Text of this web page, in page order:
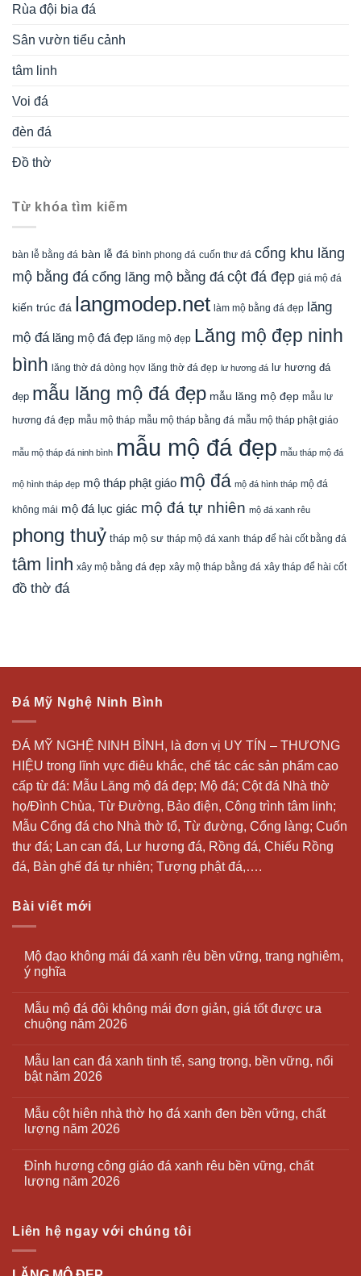
Rùa đội bia đá
Sân vườn tiểu cảnh
tâm linh
Voi đá
đèn đá
Đồ thờ
Từ khóa tìm kiếm
bàn lễ bằng đá bàn lễ đá bình phong đá cuốn thư đá cổng khu lăng
mộ bằng đá cổng lăng mộ bằng đá cột đá đẹp giá mộ đá
kiến trúc đá langmodep.net làm mộ bằng đá đẹp lăng
mộ đá lăng mộ đá đẹp lăng mộ đẹp Lăng mộ đẹp ninh
bình lăng thờ đá dòng họv lăng thờ đá đẹp lư hương đá lư hương đá
đẹp mẫu lăng mộ đá đẹp mẫu lăng mộ đẹp mẫu lư
hương đá đẹp mẫu mộ tháp mẫu mộ tháp bằng đá mẫu mộ tháp phật giáo
mẫu mộ tháp đá ninh bình mẫu mộ đá đẹp mẫu tháp mộ đá
mộ hình tháp đẹp mộ tháp phật giáo mộ đá mộ đá hình tháp mộ đá
không mái mộ đá lục giác mộ đá tự nhiên mộ đá xanh rêu
phong thuỷ tháp mộ sư tháp mộ đá xanh tháp để hài cốt bằng đá
tâm linh xây mộ bằng đá đẹp xây mộ tháp bằng đá xây tháp để hài cốt
đồ thờ đá
Đá Mỹ Nghệ Ninh Bình
ĐÁ MỸ NGHỆ NINH BÌNH, là đơn vị UY TÍN – THƯƠNG
HIỆU trong lĩnh vực điêu khắc, chế tác các sản phẩm cao
cấp từ đá: Mẫu Lăng mộ đá đẹp; Mộ đá; Cột đá Nhà thờ
họ/Đình Chùa, Từ Đường, Bảo điện, Công trình tâm linh;
Mẫu Cổng đá cho Nhà thờ tổ, Từ đường, Cổng làng; Cuốn
thư đá; Lan can đá, Lư hương đá, Rồng đá, Chiếu Rồng
đá, Bàn ghế đá tự nhiên; Tượng phật đá,….
Bài viết mới
Mộ đạo không mái đá xanh rêu bền vững, trang nghiêm,
ý nghĩa
Mẫu mộ đá đôi không mái đơn giản, giá tốt được ưa
chuộng năm 2026
Mẫu lan can đá xanh tinh tế, sang trọng, bền vững, nổi
bật năm 2026
Mẫu cột hiên nhà thờ họ đá xanh đen bền vững, chất
lượng năm 2026
Đỉnh hương công giáo đá xanh rêu bền vững, chất
lượng năm 2026
Liên hệ ngay với chúng tôi